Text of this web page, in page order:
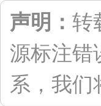
声明： 转
源标注错
系，我们